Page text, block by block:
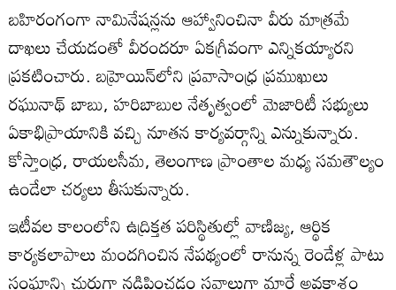
బహిరంగంగా నామినేషన్లను ఆహ్వానించినా వీరు మాత్రమే
దాఖలు చేయడంతో వీరందరూ ఏకగ్రీవంగా ఎన్నికయ్యారని
ప్రకటించారు. బహ్రెయిన్‌లోని ప్రవాసాంధ్ర ప్రముఖులు
రఘునాథ్ బాబు, హరిబాబుల నేతృత్వంలో మెజారిటీ సభ్యులు
ఏకాభిప్రాయానికి వచ్చి నూతన కార్యవర్గాన్ని ఎన్నుకున్నారు.
కోస్తాంధ్ర, రాయలసీమ, తెలంగాణ ప్రాంతాల మధ్య సమతౌల్యం
ఉండేలా చర్యలు తీసుకున్నారు.
ఇటీవల కాలంలోని ఉద్రిక్తత పరిస్థితుల్లో వాణిజ్య, ఆర్థిక
కార్యకలాపాలు మందగించిన నేపథ్యంలో రానున్న రెండేళ్ల పాటు
సంఘాన్ని చురుగ్గా నడిపించడం సవాలుగా మారే అవకాశం